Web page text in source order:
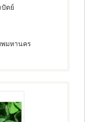
ตย์
พมหานคร